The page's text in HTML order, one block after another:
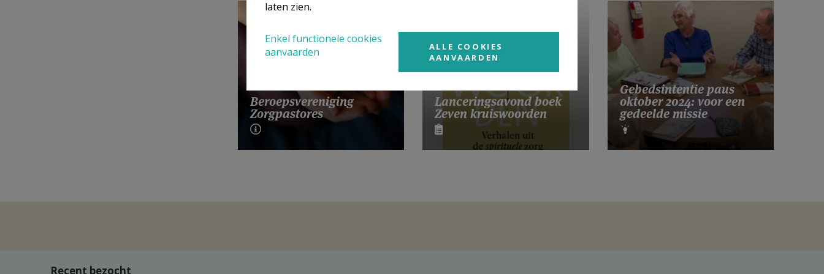
Beroepsvereniging
Zorgpastores
Lanceringsavond boek
Zeven kruiswoorden
Gebedsintentie paus
oktober 2024: voor een
gedeelde missie
Recent bezocht
laten zien.
Enkel functionele cookies
aanvaarden
ALLE COOKIES
AANVAARDEN